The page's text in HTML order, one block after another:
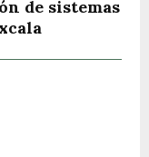
de sistemas